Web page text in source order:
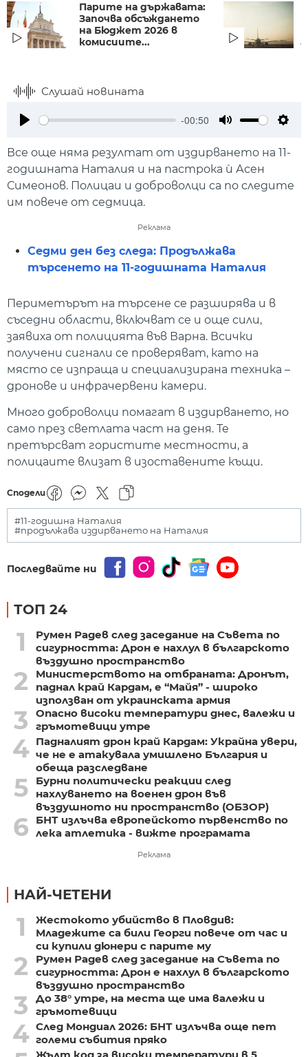
Парите на държавата:
Започва обсъждането
на Бюджет 2026 в
комисиите...
Слушай новината
-00:50
Все още няма резултат от издирването на 11-
годишната Наталия и на пастрока ѝ Асен
Симеонов. Полицаи и доброволци са по следите
им повече от седмица.
Реклама
Седми ден без следа: Продължава
търсенето на 11-годишната Наталия
Периметърът на търсене се разширява и в
съседни области, включват се и още сили,
заявиха от полицията във Варна. Всички
получени сигнали се проверяват, като на
място се изпраща и специализирана техника –
дронове и инфрачервени камери.
Много доброволци помагат в издирването, но
само през светлата част на деня. Те
претърсват гористите местности, а
полицаите влизат в изоставените къщи.
Сподели
#11-годишна Наталия
#продължава издирването на Наталия
Последвайте ни
ТОП 24
1
Румен Радев след заседание на Съвета по
сигурността: Дрон е нахлул в българското
въздушно пространство
2
Министерството на отбраната: Дронът,
паднал край Кардам, е “Майя” - широко
използван от украинската армия
3
Опасно високи температури днес, валежи и
гръмотевици утре
4 Падналият дрон край Кардам: Украйна увери,
че не е атакувала умишлено България и
обеща разследване
5
Бурни политически реакции след
нахлуването на военен дрон във
въздушното ни пространство (ОБЗОР)
6
БНТ излъчва европейското първенство по
лека атлетика - вижте програмата
Реклама
НАЙ-ЧЕТЕНИ
1
Жестокото убийство в Пловдив:
Младежите са били Георги повече от час и
си купили дюнери с парите му
2
Румен Радев след заседание на Съвета по
сигурността: Дрон е нахлул в българското
въздушно пространство
3
До 38° утре, на места ще има валежи и
гръмотевици
4 След Мондиал 2026: БНТ излъчва още пет
големи събития пряко
Жълт код за високи температури в 5